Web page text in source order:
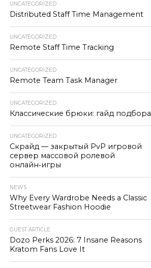
UNCATEGORIZED
Distributed Staff Time Management
UNCATEGORIZED
Remote Staff Time Tracking
UNCATEGORIZED
Remote Team Task Manager
UNCATEGORIZED
Классические брюки: гайд подбора
UNCATEGORIZED
Скрайд — закрытый PvP игровой
сервер массовой ролевой
онлайн‑игры
NEWS
Why Every Wardrobe Needs a Classic
Streetwear Fashion Hoodie
GUEST ARTICLE
Dozo Perks 2026: 7 Insane Reasons
Kratom Fans Love It